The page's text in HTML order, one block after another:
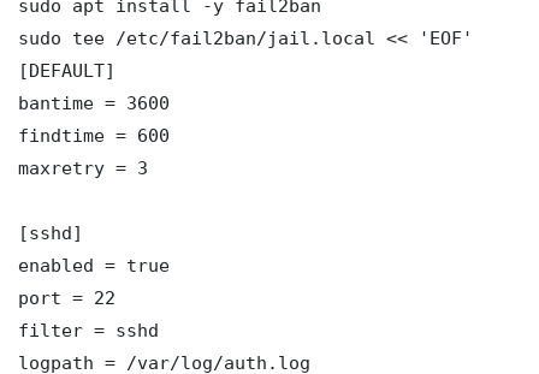
sudo apt install -y fail2ban
sudo tee /etc/fail2ban/jail.local << 'EOF'
[DEFAULT]
bantime = 3600
findtime = 600
maxretry = 3
[sshd]
enabled = true
port = 22
filter = sshd
logpath = /var/log/auth.log